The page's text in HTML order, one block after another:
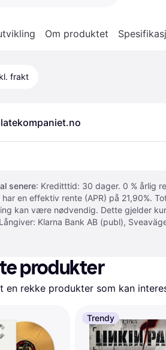
Om produktet
frakt
senere: Kreditttid: 30 dager. 0 % årlig
har en effektiv rente (APR) på 21,90%.
kan være nødvendig. Dette gjelder
Klarna Bank AB (publ),
produkter
en rekke produkter som kan
Trendy